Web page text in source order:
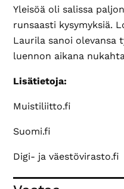
Yleisöä oli salissa
runsaasti kysymyksiä.
Laurila sanoi olevansa
luennon aikana
Lisätietoja:
Muistiliitto.fi
Suomi.fi
Digi- ja väestövirasto.fi